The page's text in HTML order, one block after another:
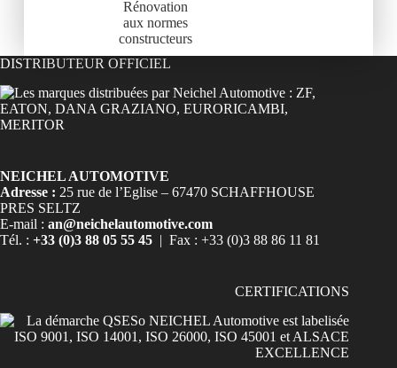
Rénovation
aux normes
constructeurs
DISTRIBUTEUR OFFICIEL
NEICHEL AUTOMOTIVE
Adresse : 25 rue de l’Eglise – 67470 SCHAFFHOUSE
PRES SELTZ
E-mail : an@neichelautomotive.com
Tél. : +33 (0)3 88 05 55 45 | Fax : +33 (0)3 88 86 11 81
CERTIFICATIONS